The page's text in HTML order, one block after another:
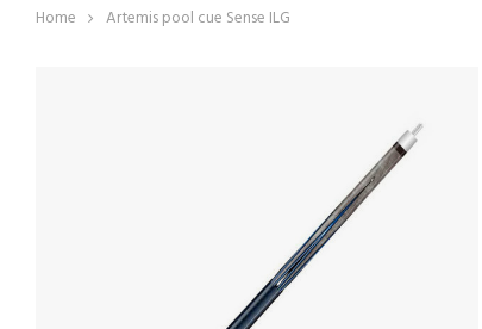
Home Artemis pool cue Sense ILG